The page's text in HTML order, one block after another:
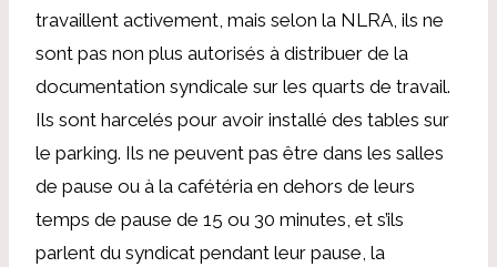
travaillent activement, mais selon la NLRA, ils ne
sont pas non plus autorisés à distribuer de la
documentation syndicale sur les quarts de travail.
Ils sont harcelés pour avoir installé des tables sur
le parking. Ils ne peuvent pas être dans les salles
de pause ou à la cafétéria en dehors de leurs
temps de pause de 15 ou 30 minutes, et s’ils
parlent du syndicat pendant leur pause, la